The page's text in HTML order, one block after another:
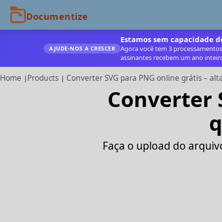
AJUDE‑NOS A CRESCER
Estamos sem capacidade
Agora você tem 3
assinantes recebem um ano
Home Products Converter SVG para PNG online grátis –
Converter
Faça o upload do